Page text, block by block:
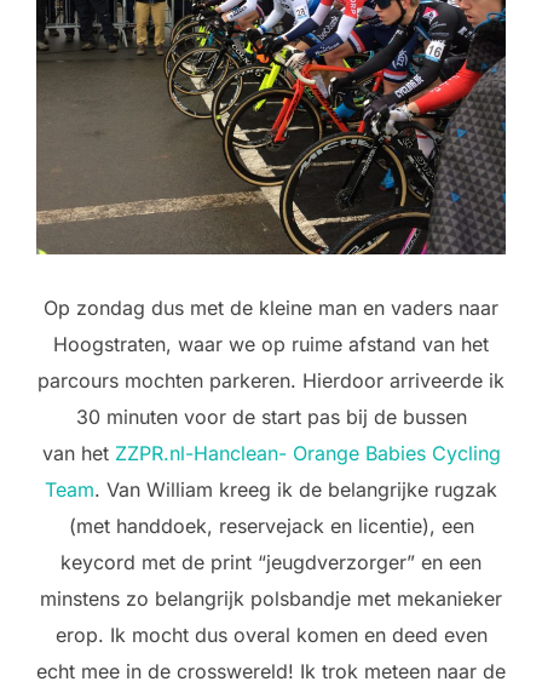
Op zondag dus met de kleine man en vaders naar
Hoogstraten, waar we op ruime afstand van het
parcours mochten parkeren. Hierdoor arriveerde ik
30 minuten voor de start pas bij de bussen
van het ZZPR.nl-Hanclean- Orange Babies Cycling
Team. Van William kreeg ik de belangrijke rugzak
(met handdoek, reservejack en licentie), een
keycord met de print “jeugdverzorger” en een
minstens zo belangrijk polsbandje met mekanieker
erop. Ik mocht dus overal komen en deed even
echt mee in de crosswereld! Ik trok meteen naar de